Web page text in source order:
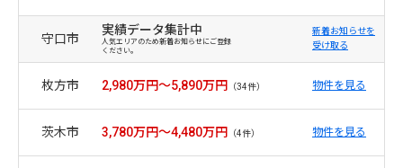
守口市
実績データ集計中
人気エリアのため新着お知らせにご登録
ください。
新着お知らせを
受け取る
枚方市 2,980万円～5,890万円 （34件） 物件を見る
茨木市 3,780万円～4,480万円 （4件） 物件を見る